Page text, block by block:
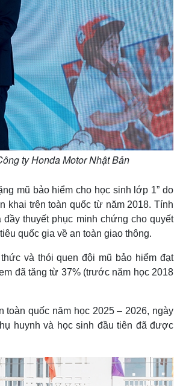
ty Honda Motor Nhật Bản
mũ bảo hiểm cho học sinh lớp 1” do
khai trên toàn quốc từ năm 2018. Tính
thuyết phục minh chứng cho quyết
quốc gia về an toàn giao thông.
và thói quen đội mũ bảo hiểm đạt
đã tăng từ 37% (trước năm học 2018
quốc năm học 2025 – 2026, ngày
huynh và học sinh đầu tiên đã được